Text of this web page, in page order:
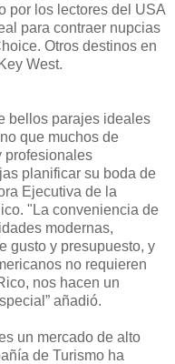
por los lectores del USA
para contraer nupcias
Otros destinos en
West.
bellos parajes ideales
que muchos de
profesionales
planificar su boda de
Ejecutiva de la
"La conveniencia de
modernas,
gusto y presupuesto, y
no requieren
nos hacen un
añadió.
un mercado de alto
de Turismo ha